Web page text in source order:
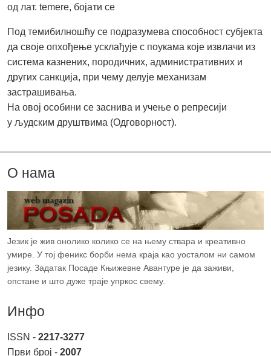
од лат. temere, бојати се
Под темибилношћу се подразумева способност субјекта
да своје опхођење усклађује с поукама које извлачи из
система казнених, породичних, административних и
других санкција, при чему делује механизам
застрашивања.
На овој особини се заснива и учење о репресији
у људским друштвима (Одговорност).
О нама
Језик је жив онолико колико се на њему ствара и креативно
умире. У тој феникс борби нема краја као уосталом ни самом
језику. Задатак Посаде Књижевне Авантуре је да заживи,
опстане и што дуже траје упркос свему.
Инфо
ISSN - 2217-3277
Први број - 2007